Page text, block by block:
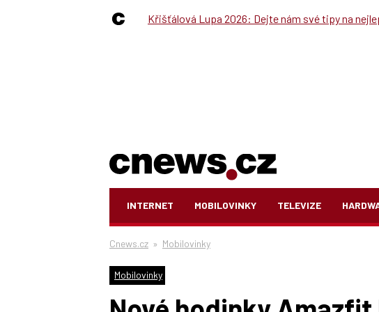
INTERNET MOBILOVINKY TELEVIZE
Cnews.cz » Mobilovinky
Mobilovinky
Křišťálová Lupa 2026: Dejte nám své tipy na